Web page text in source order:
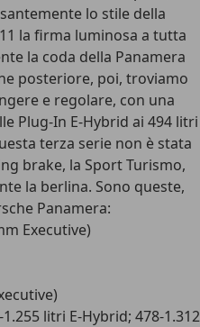
lo stile della
la firma luminosa a tutta
la coda della Panamera
posteriore, poi, troviamo
e regolare, con una
Plug-In E-Hybrid ai 494 litri
terza serie non è stata
brake, la Sport Turismo,
la berlina. Sono queste,
Panamera:
Executive)
litri E-Hybrid; 478-1.312